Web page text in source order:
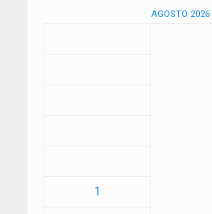
AGOSTO 2026
1